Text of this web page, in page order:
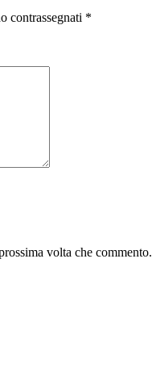
contrassegnati *
volta che commento.